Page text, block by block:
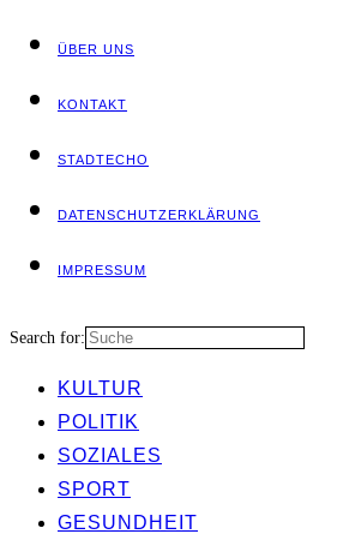
ÜBER UNS
KON­TAKT
STADT­ECHO
DATEN­SCHUTZ­ER­KLÄ­RUNG
IMPRES­SUM
Search for:
KUL­TUR
POLI­TIK
SOZIA­LES
SPORT
GESUND­HEIT